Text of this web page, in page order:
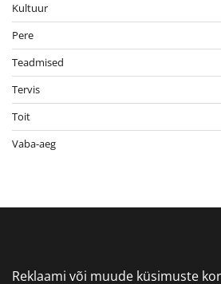
Kultuur
Pere
Teadmised
Tervis
Toit
Vaba-aeg
Reklaami või muude küsimuste